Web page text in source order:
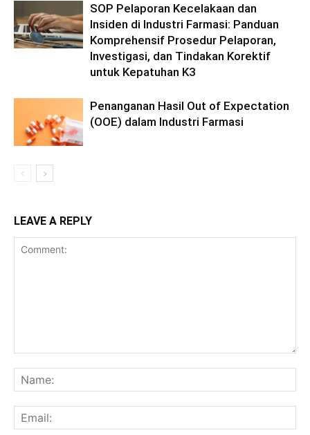
SOP Pelaporan Kecelakaan dan
Insiden di Industri Farmasi: Panduan
Komprehensif Prosedur Pelaporan,
Investigasi, dan Tindakan Korektif
untuk Kepatuhan K3
Penanganan Hasil Out of Expectation
(OOE) dalam Industri Farmasi
LEAVE A REPLY